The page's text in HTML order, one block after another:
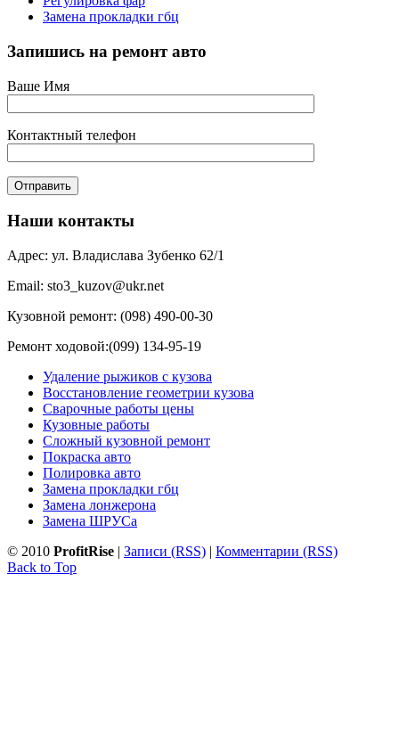
Замена прокладки гбц
Запишись на ремонт авто
Ваше Имя
Контактный телефон
Наши контакты
Адрес: ул. Владислава Зубенко 62/1
Email: sto3_kuzov@ukr.net
Кузовной ремонт: (098) 490-00-30
Ремонт ходовой:(099) 134-95-19
Удаление рыжиков с кузова
Восстановление геометрии кузова
Сварочные работы цены
Кузовные работы
Сложный кузовной ремонт
Покраска авто
Полировка авто
Замена прокладки гбц
Замена лонжерона
Замена ШРУСа
© 2010 ProfitRise | Записи (RSS) | Комментарии (RSS)
Back to Top